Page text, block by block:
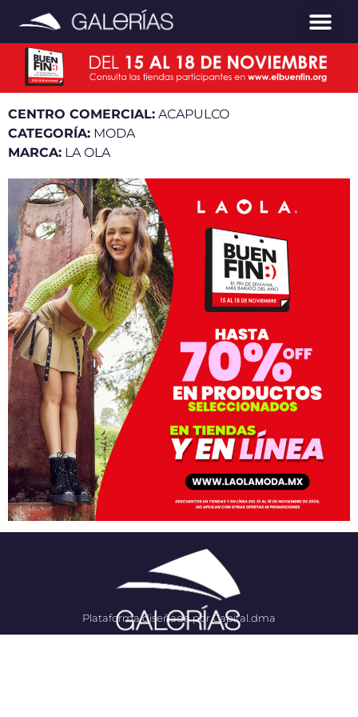
CENTRO COMERCIAL: ACAPULCO
CATEGORÍA: MODA
MARCA: LA OLA
Plataforma diseñada por Capital.dma